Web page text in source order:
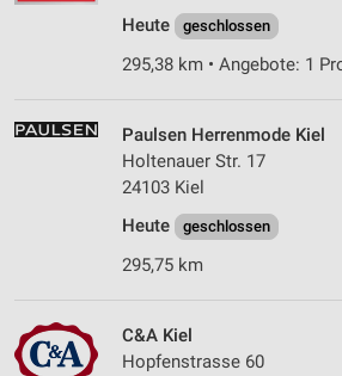
Heute
geschlossen
295,38 km • Angebote: 1
Paulsen Herrenmode Kiel
Holtenauer Str. 17
24103 Kiel
Heute
geschlossen
295,75 km
C&A Kiel
Hopfenstrasse 60